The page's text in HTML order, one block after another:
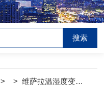
> >维萨拉温湿度变送器